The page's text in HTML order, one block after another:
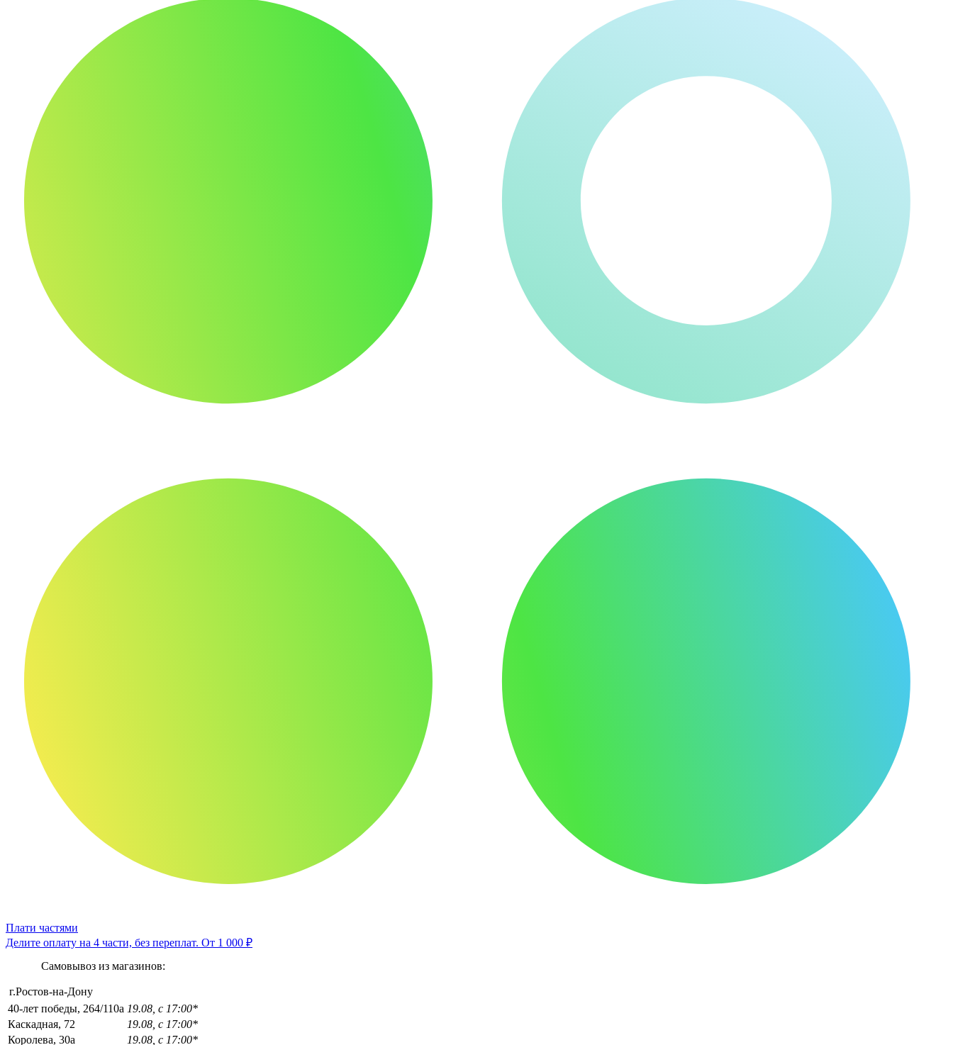
Плати частями
Делите оплату на 4 части, без переплат. От 1 000 ₽
Самовывоз из магазинов:
г.Ростов-на-Дону
40-лет победы, 264/110а 19.08, с 17:00*
Каскадная, 72
19.08, с 17:00*
Королева, 30а
19.08, с 17:00*